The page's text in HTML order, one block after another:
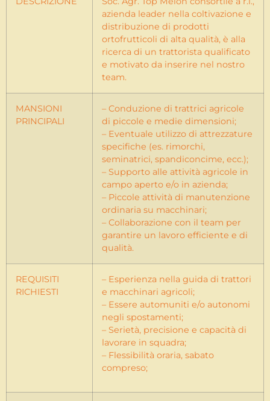
azienda leader nella coltivazione e
distribuzione di prodotti
ortofrutticoli di alta qualità, è alla
ricerca di un trattorista qualificato
e motivato da inserire nel nostro
team.
MANSIONI
PRINCIPALI
– Conduzione di trattrici agricole
di piccole e medie dimensioni;
– Eventuale utilizzo di attrezzature
specifiche (es. rimorchi,
seminatrici, spandiconcime, ecc.);
– Supporto alle attività agricole in
campo aperto e/o in azienda;
– Piccole attività di manutenzione
ordinaria su macchinari;
– Collaborazione con il team per
garantire un lavoro efficiente e di
qualità.
REQUISITI
RICHIESTI
– Esperienza nella guida di trattori
e macchinari agricoli;
– Essere automuniti e/o autonomi
negli spostamenti;
– Serietà, precisione e capacità di
lavorare in squadra;
– Flessibilità oraria, sabato
compreso;